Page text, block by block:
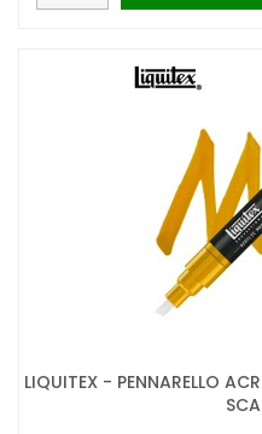
LIQUITEX - PENNARELLO